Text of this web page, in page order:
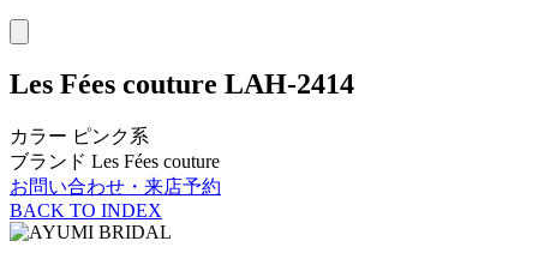
Les Fées couture LAH-2414
カラー ピンク系
ブランド Les Fées couture
お問い合わせ・来店予約
BACK TO INDEX